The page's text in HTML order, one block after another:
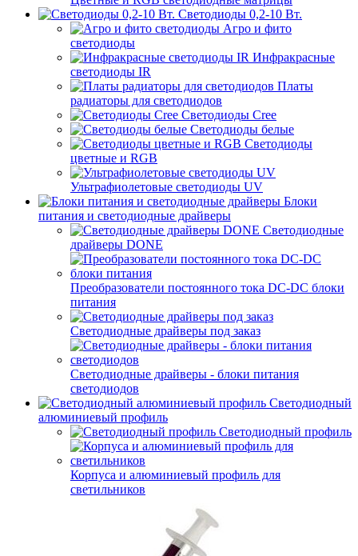
Светодиоды 0,2-10 Вт.
Агро и фито
светодиоды
Инфракрасные
светодиоды IR
Платы
радиаторы для светодиодов
Светодиоды Cree
Светодиоды белые
Светодиоды
цветные и RGB
Ультрафиолетовые светодиоды UV
Блоки
питания и светодиодные драйверы
Светодиодные
драйверы DONE
Преобразователи постоянного тока DC-DC блоки
питания
Светодиодные драйверы под заказ
Светодиодные драйверы - блоки питания
светодиодов
Светодиодный
алюминиевый профиль
Светодиодный профиль
Корпуса и алюминиевый профиль для
светильников